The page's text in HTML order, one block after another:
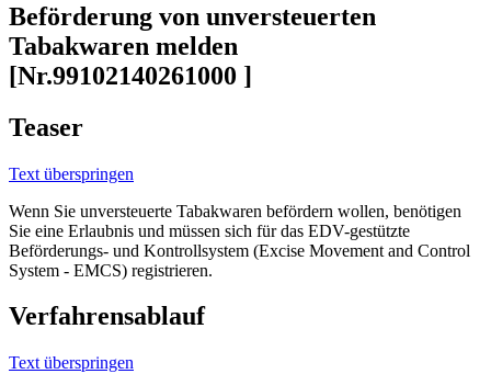
Beförderung von unversteuerten
Tabakwaren melden
[Nr.99102140261000 ]
Teaser
Text überspringen
Wenn Sie unversteuerte Tabakwaren befördern wollen, benötigen
Sie eine Erlaubnis und müssen sich für das EDV-gestützte
Beförderungs- und Kontrollsystem (Excise Movement and Control
System - EMCS) registrieren.
Verfahrensablauf
Text überspringen